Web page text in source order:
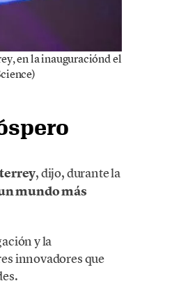
en la inauguraciónd el
, dijo, durante la
mundo más
y la
innovadores que